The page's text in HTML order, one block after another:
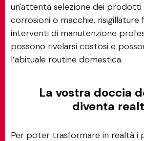
un'attenta selezione dei
corrosioni o macchie, risigillature
interventi di manutenzione
possono rivelarsi costosi e
l’abituale routine domestica.
La vostra doccia
diventa
Per poter trasformare in realtà i